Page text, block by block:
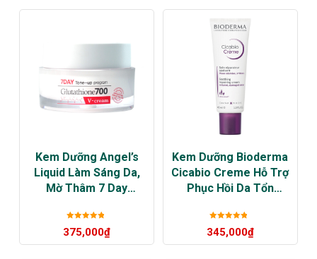
Kem Dưỡng Angel’s
Liquid Làm Sáng Da,
Mờ Thâm 7 Day
Glutathione 700 V-
Cream
hạng5sao
375,000₫
Kem Dưỡng Bioderma
Cicabio Creme Hỗ Trợ
Phục Hồi Da Tổn
hạng5sao
345,000₫